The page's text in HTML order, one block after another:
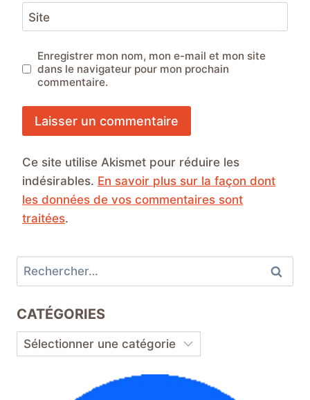
Site
Enregistrer mon nom, mon e-mail et mon site
dans le navigateur pour mon prochain
commentaire.
Ce site utilise Akismet pour réduire les
indésirables. En savoir plus sur la façon dont
les données de vos commentaires sont
traitées.
Rechercher :
CATÉGORIES
Catégories